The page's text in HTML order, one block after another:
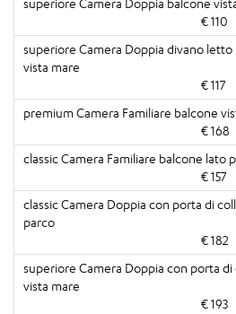
€ 110
€ 117
€ 168
€ 157
€ 182
€ 193